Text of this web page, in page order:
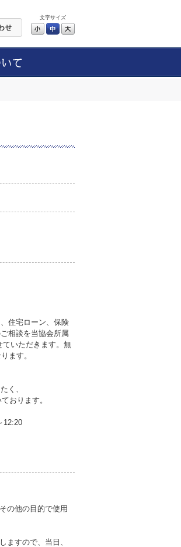
文字サイズ
小 中
住宅ローン、保険
相談を当協会所属
いただきます。無
ます。
く、
おります。
12:20
の他の目的で使用
ますので、当日、